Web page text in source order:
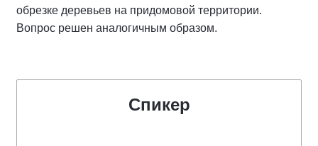
обрезке деревьев на придомовой территории.
Вопрос решен аналогичным образом.
Спикер